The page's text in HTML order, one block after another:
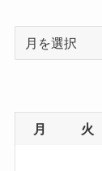
ブ
月 火